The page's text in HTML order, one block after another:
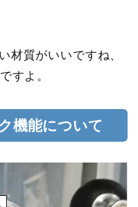
材質がいいですね、
すよ。
機能について